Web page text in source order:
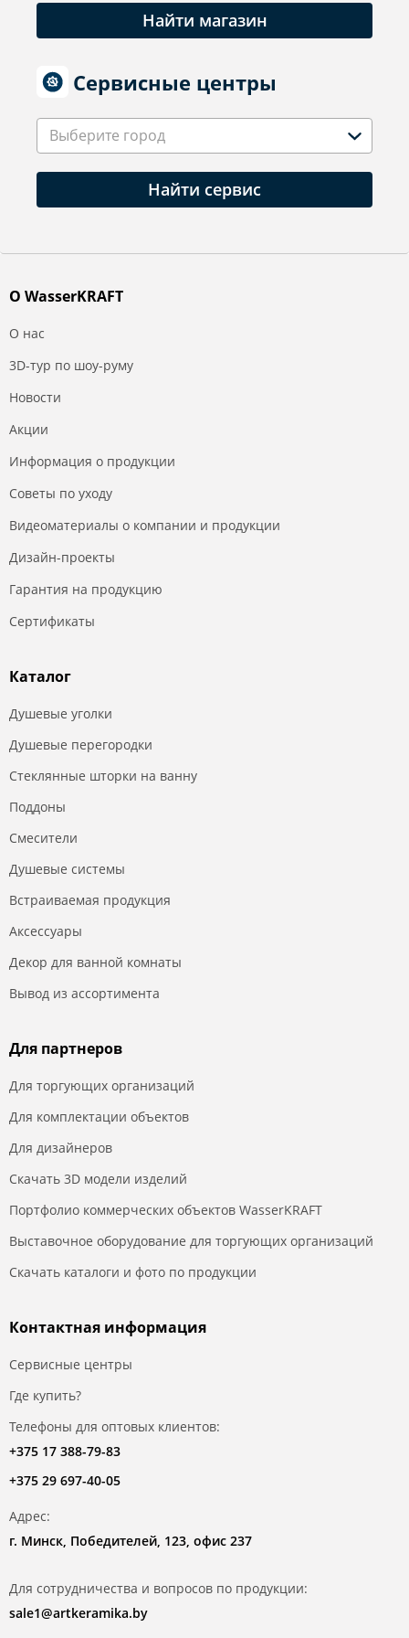
Найти магазин
Сервисные центры
Выберите город
Найти сервис
О WasserKRAFT
О нас
3D-тур по шоу-руму
Новости
Акции
Информация о продукции
Советы по уходу
Видеоматериалы о компании и продукции
Дизайн-проекты
Гарантия на продукцию
Сертификаты
Каталог
Душевые уголки
Душевые перегородки
Стеклянные шторки на ванну
Поддоны
Смесители
Душевые системы
Встраиваемая продукция
Аксессуары
Декор для ванной комнаты
Вывод из ассортимента
Для партнеров
Для торгующих организаций
Для комплектации объектов
Для дизайнеров
Скачать 3D модели изделий
Портфолио коммерческих объектов WasserKRAFT
Выставочное оборудование для торгующих организаций
Скачать каталоги и фото по продукции
Контактная информация
Сервисные центры
Где купить?
Телефоны для оптовых клиентов:
+375 17 388-79-83
+375 29 697-40-05
Адрес:
г. Минск, Победителей, 123, офис 237
Для сотрудничества и вопросов по продукции:
sale1@artkeramika.by